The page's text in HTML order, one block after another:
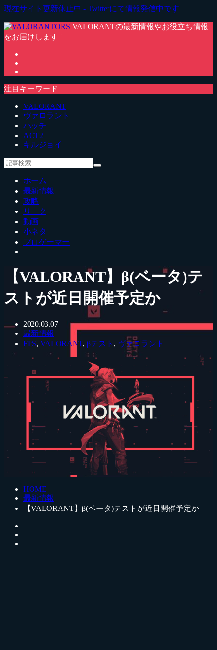
現在サイト更新休止中 - Twitterにて情報発信中です
VALORANTの最新情報やお役立ち情報
をお届けします！
注目キーワード
VALORANT
ヴァロラント
パッチ
ACT2
キルジョイ
ホーム
最新情報
攻略
リーク
動画
小ネタ
プロゲーマー
【VALORANT】β(ベータ)テ
ストが近日開催予定か
2020.03.07
最新情報
FPS, VALORANT, βテスト , ヴァロラント
HOME
最新情報
【VALORANT】β(ベータ)テストが近日開催予定か